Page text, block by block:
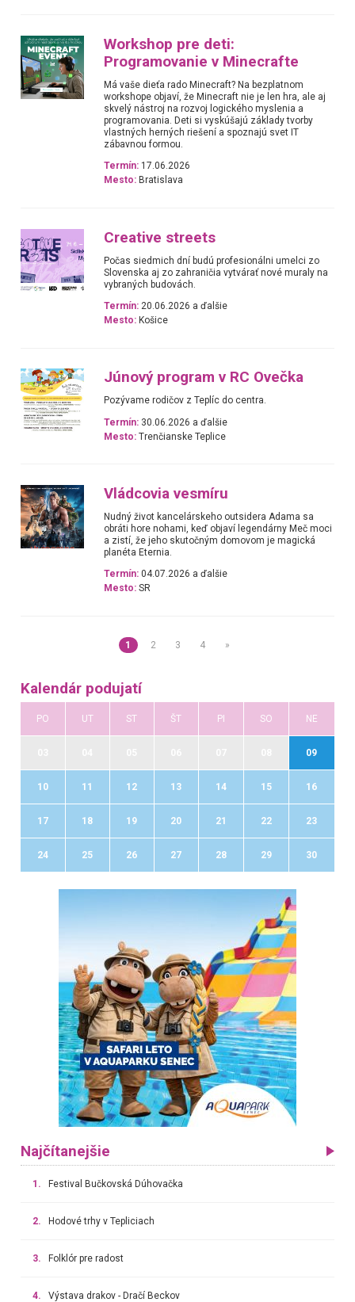
Workshop pre deti:
Programovanie v Minecrafte
Má vaše dieťa rado Minecraft? Na bezplatnom
workshope objaví, že Minecraft nie je len hra, ale aj
skvelý nástroj na rozvoj logického myslenia a
programovania. Deti si vyskúšajú základy tvorby
vlastných herných riešení a spoznajú svet IT
zábavnou formou.
Termín: 17.06.2026
Mesto: Bratislava
Creative streets
Počas siedmich dní budú profesionálni umelci zo
Slovenska aj zo zahraničia vytvárať nové muraly na
vybraných budovách.
Termín: 20.06.2026 a ďalšie
Mesto: Košice
Júnový program v RC Ovečka
Pozývame rodičov z Teplíc do centra.
Termín: 30.06.2026 a ďalšie
Mesto: Trenčianske Teplice
Vládcovia vesmíru
Nudný život kancelárskeho outsidera Adama sa
obráti hore nohami, keď objaví legendárny Meč moci
a zistí, že jeho skutočným domovom je magická
planéta Eternia.
Termín: 04.07.2026 a ďalšie
Mesto: SR
1 2 3 4 »
Kalendár podujatí
PO UT ST ŠT PI SO NE
09
10 11 12 13 14 15 16
17 18 19 20 21 22 23
24 25 26 27 28 29 30
Najčítanejšie
1. Festival Bučkovská Dúhovačka
2. Hodové trhy v Tepliciach
3. Folklór pre radost
4. Výstava drakov - Dračí Beckov